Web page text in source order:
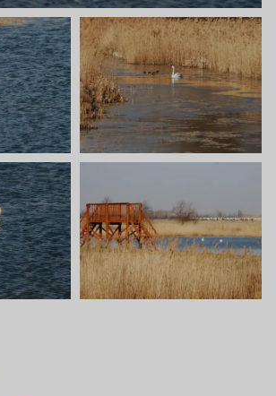
Intézmények
alapítványok
adatok